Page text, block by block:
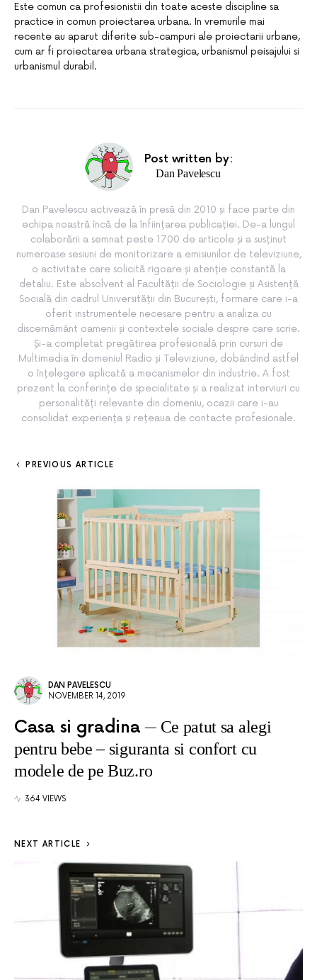
Este comun ca profesionistii din toate aceste discipline sa
practice in comun proiectarea urbana. In vremurile mai
recente au aparut diferite sub-campuri ale proiectarii urbane,
cum ar fi proiectarea urbana strategica, urbanismul peisajului si
urbanismul durabil.
Post written by:
Dan Pavelescu
Dan Pavelescu activează în presă din 2010 și face parte din
echipa noastră încă de la înființarea publicației. De-a lungul
colaborării a semnat peste 1700 de articole și a susținut
numeroase sesiuni de monitorizare a emisiunilor de televiziune,
o activitate care solicită rigoare și atenție constantă la
detaliu. Este absolvent al Facultății de Sociologie și Asistență
Socială din cadrul Universității din București, formare care i-a
oferit instrumentele necesare pentru a analiza cu
discernământ oamenii și contextele sociale despre care scrie.
Și-a completat pregătirea profesională prin cursuri de
Multimedia în domeniul Radio și Televiziune, dobândind astfel
o înțelegere aplicată a mecanismelor din industrie. A fost
prezent la conferințe de specialitate și a realizat interviuri cu
personalități relevante din domeniu, ocazii care i-au
consolidat experiența și rețeaua de contacte profesionale.
PREVIOUS ARTICLE
DAN PAVELESCU
NOVEMBER 14, 2019
Casa si gradina
Ce patut sa alegi
pentru bebe – siguranta si confort cu
modele de pe Buz.ro
364 VIEWS
NEXT ARTICLE